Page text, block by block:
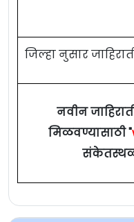
जिल्हा नुसार
नवीन
मिळवण्यासाठी "